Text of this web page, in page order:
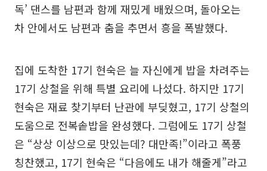
독’ 댄스를 남편과 함께 재밌게 배웠으며, 돌아오는
차 안에서도 남편과 춤을 추면서 흥을 폭발했다.
집에 도착한 17기 현숙은 늘 자신에게 밥을 차려주는
17기 상철을 위해 특별 요리에 나섰다. 하지만 17기
현숙은 재료 찾기부터 난관에 부딪혔고, 17기 상철의
도움으로 전복솥밥을 완성했다. 그럼에도 17기 상철
은 “상상 이상으로 맛있는데? 대만족!”이라고 폭풍
칭찬했고, 17기 현숙은 “다음에도 내가 해줄게”라고